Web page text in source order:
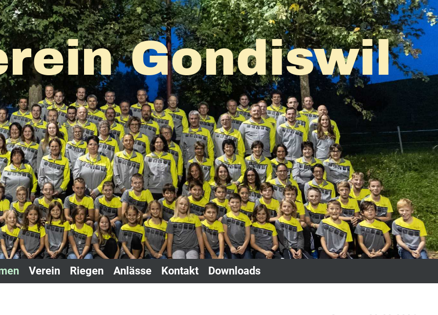
Gondiswil
Verein Riegen Anlässe Kontakt Downloads